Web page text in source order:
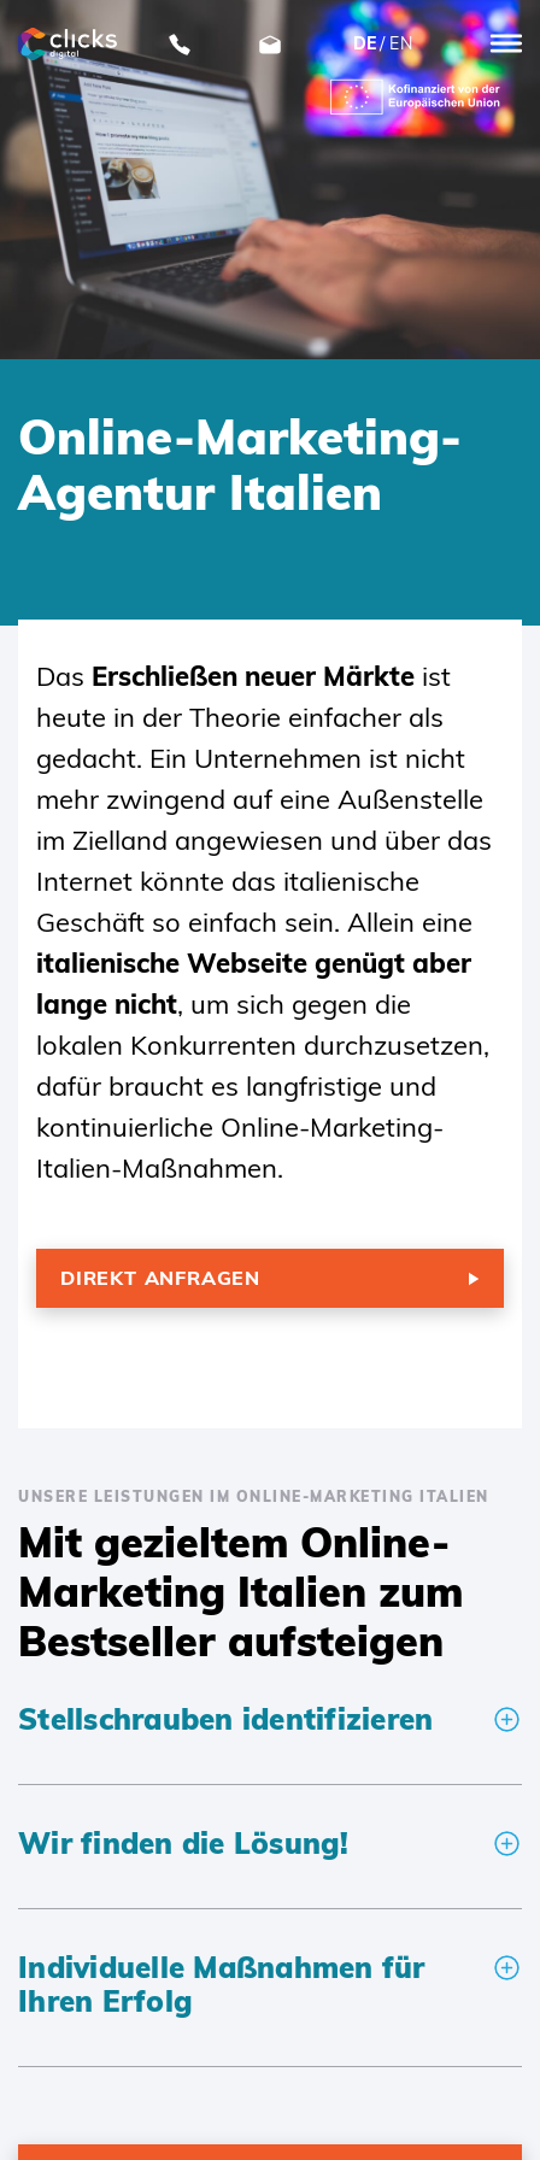
clicks
digital
DE EN
Online-Marketing-
Agentur Italien
Das Erschließen neuer Märkte ist
heute in der Theorie einfacher als
gedacht. Ein Unternehmen ist nicht
mehr zwingend auf eine Außenstelle
im Zielland angewiesen und über das
Internet könnte das italienische
Geschäft so einfach sein. Allein eine
italienische Webseite genügt aber
lange nicht, um sich gegen die
lokalen Konkurrenten durchzusetzen,
dafür braucht es langfristige und
kontinuierliche Online-Marketing-
Italien-Maßnahmen.
DIREKT ANFRAGEN
UNSERE LEISTUNGEN IM ONLINE-MARKETING ITALIEN
Mit gezieltem Online-
Marketing Italien zum
Bestseller aufsteigen
Stellschrauben identifizieren
Wir finden die Lösung!
Individuelle Maßnahmen für
Ihren Erfolg